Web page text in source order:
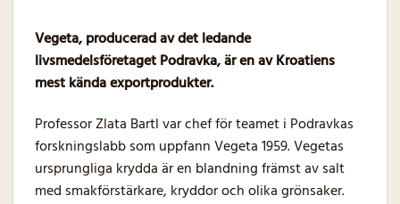
Vegeta, producerad av det ledande
livsmedelsföretaget Podravka, är en av Kroatiens
mest kända exportprodukter.
Professor Zlata Bartl var chef för teamet i Podravkas
forskningslabb som uppfann Vegeta 1959. Vegetas
ursprungliga krydda är en blandning främst av salt
med smakförstärkare, kryddor och olika grönsaker.